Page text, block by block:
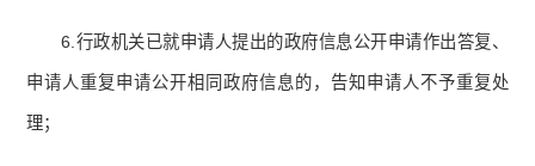
6.行政机关已就申请人提出的政府信息公开申请作出答复、
申请人重复申请公开相同政府信息的，告知申请人不予重复处
理；